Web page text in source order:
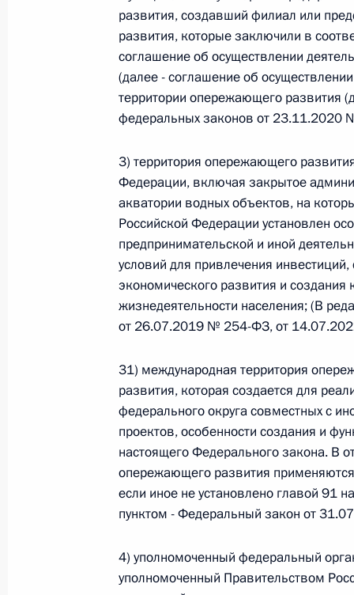
Федеральный закон от
О внесении изменений в Кодекс
Федерального закона «Об обеспечении
26 июля 2026 года
О внесении изменений в Кодекс
26 июля 2026 года
Федеральный закон от
О внесении изменения в статью 6 Закона
26 июля 2026 года
Федеральный закон от
О внесении изменений в статью 9.21
правонарушениях
26 июля 2026 года
О ратификации Соглашения между
Республики Беларусь о сотрудничестве
развития, создавший филиал или
развития, которые заключили в
соглашение об осуществлении
(далее - соглашение об
территории опережающего развития
федеральных законов от
3) территория опережающего
Федерации, включая закрытое
акватории водных объектов, на
Российской Федерации установлен
предпринимательской и иной
условий для привлечения
экономического развития и
жизнедеятельности населения; (В
от 26.07.2019 № 254-ФЗ, от
31) международная территория
развития, которая создается для
федерального округа совместных с
проектов, особенности создания и
настоящего Федерального закона. В
опережающего развития
если иное не установлено главой 91
пунктом - Федеральный закон от
4) уполномоченный федеральный
уполномоченный Правительством